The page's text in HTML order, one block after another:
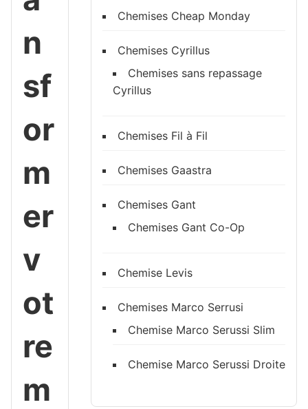
n
sf
or
m
er
v
ot
re
m
Chemises Cheap Monday
Chemises Cyrillus
Chemises sans repassage
Cyrillus
Chemises Fil à Fil
Chemises Gaastra
Chemises Gant
Chemises Gant Co-Op
Chemise Levis
Chemises Marco Serrusi
Chemise Marco Serussi Slim
Chemise Marco Serussi Droite